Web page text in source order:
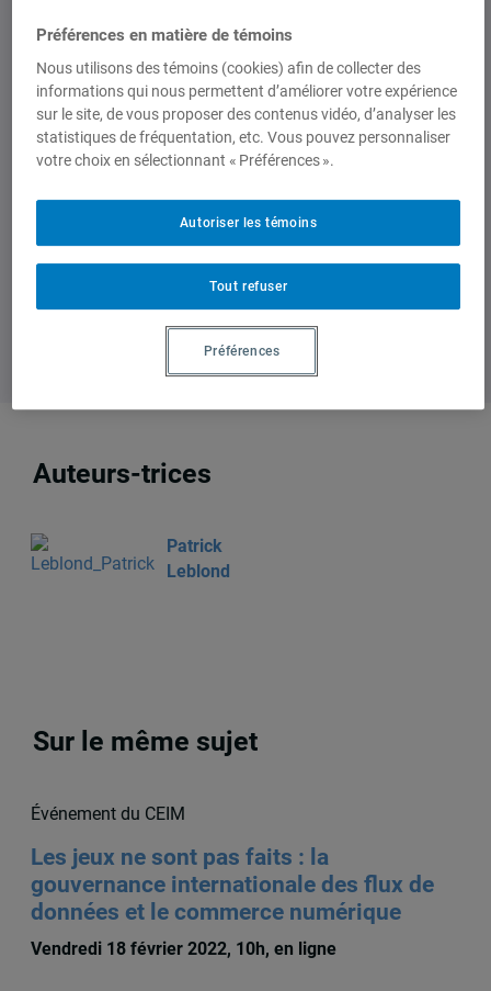
China in order to provide a road map of
ideas that the federal government
should consider were it to enter into
proper negotiations. »
Auteurs-trices
Patrick
Leblond
Sur le même sujet
Événement du CEIM
Les jeux ne sont pas faits : la
gouvernance internationale des flux de
données et le commerce numérique
Vendredi 18 février 2022, 10h, en ligne
Préférences en matière de témoins
Nous utilisons des témoins (cookies) afin de collecter des
informations qui nous permettent d’améliorer votre expérience
sur le site, de vous proposer des contenus vidéo, d’analyser les
statistiques de fréquentation, etc. Vous pouvez personnaliser
votre choix en sélectionnant « Préférences ».
Tout refuser
Autoriser les témoins
Préférences